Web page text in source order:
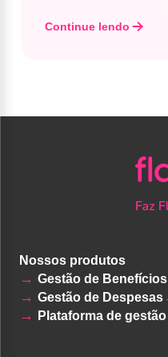
Continue lendo
Nossos produtos
Gestão de Benefícios
Gestão de Despesas
Plataforma de gestão